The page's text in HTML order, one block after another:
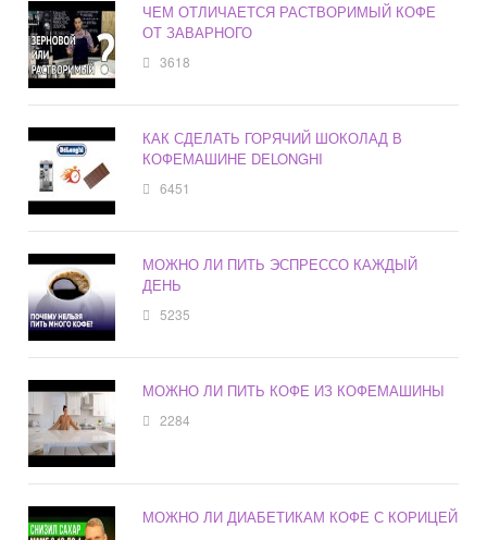
ЧЕМ ОТЛИЧАЕТСЯ РАСТВОРИМЫЙ КОФЕ
ОТ ЗАВАРНОГО
3618
КАК СДЕЛАТЬ ГОРЯЧИЙ ШОКОЛАД В
КОФЕМАШИНЕ DELONGHI
6451
МОЖНО ЛИ ПИТЬ ЭСПРЕССО КАЖДЫЙ
ДЕНЬ
5235
МОЖНО ЛИ ПИТЬ КОФЕ ИЗ КОФЕМАШИНЫ
2284
МОЖНО ЛИ ДИАБЕТИКАМ КОФЕ С КОРИЦЕЙ